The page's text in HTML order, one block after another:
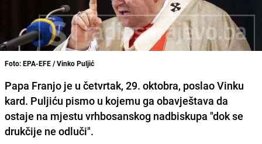
Foto: EPA-EFE / Vinko Puljić
Papa Franjo je u četvrtak, 29. oktobra, poslaoVinku
kard. Puljiću pismo u kojemu ga obavještava da
ostaje na mjestu vrhbosanskog nadbiskupa "dok se
drukčije ne odluči".